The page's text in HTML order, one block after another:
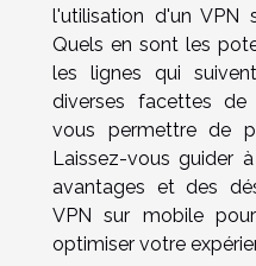
l'utilisation d'un VPN
Quels en sont les
les lignes qui
diverses facettes
vous permettre de
Laissez-vous guider
avantages et des
VPN sur mobile
optimiser votre